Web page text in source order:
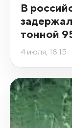
В
тонной
4 июля, 18:15